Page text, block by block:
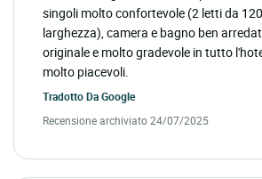
singoli molto confortevole (2 letti da
larghezza), camera e bagno ben
originale e molto gradevole in tutto
molto piacevoli.
Tradotto DaGoogle
Recensione archiviato 24/07/2025